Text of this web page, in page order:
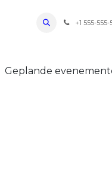
Bevoorradingen FAQ+1 555-555-
Geplande